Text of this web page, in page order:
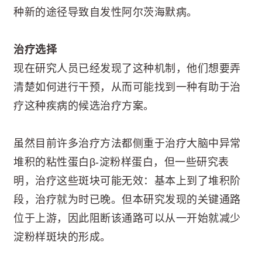
种新的途径导致自发性阿尔茨海默病。
治疗选择
现在研究人员已经发现了这种机制，他们想要弄
清楚如何进行干预，从而可能找到一种有助于治
疗这种疾病的候选治疗方案。
虽然目前许多治疗方法都侧重于治疗大脑中异常
堆积的粘性蛋白β-淀粉样蛋白，但一些研究表
明，治疗这些斑块可能无效：基本上到了堆积阶
段，治疗就为时已晚。但本研究发现的关键通路
位于上游，因此阻断该通路可以从一开始就减少
淀粉样斑块的形成。